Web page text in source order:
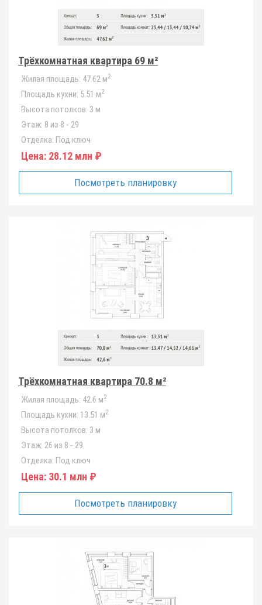
Трёхкомнатная квартира 69 м²
Жилая площадь: 47.62 м2
Площадь кухни: 5.51 м2
Высота потолков: 3 м
Этаж: 8 из 8 - 29
Отделка: Под ключ
Цена: 28.12 млн ₽
Посмотреть планировку
Трёхкомнатная квартира 70.8 м²
Жилая площадь: 42.6 м2
Площадь кухни: 13.51 м2
Высота потолков: 3 м
Этаж: 26 из 8 - 29
Отделка: Под ключ
Цена: 30.1 млн ₽
Посмотреть планировку